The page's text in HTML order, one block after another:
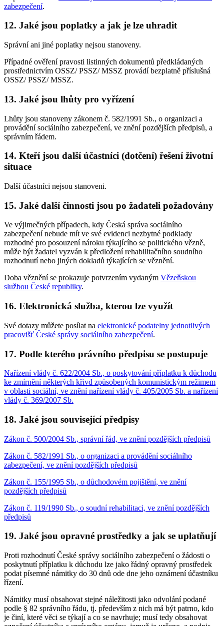
zabezpečení.
12. Jaké jsou poplatky a jak je lze uhradit
Správní ani jiné poplatky nejsou stanoveny.
Případné ověření pravosti listinných dokumentů předkládaných
prostřednictvím OSSZ/ PSSZ/ MSSZ provádí bezplatně příslušná
OSSZ/ PSSZ/ MSSZ.
13. Jaké jsou lhůty pro vyřízení
Lhůty jsou stanoveny zákonem č. 582/1991 Sb., o organizaci a
provádění sociálního zabezpečení, ve znění pozdějších předpisů, a
správním řádem.
14. Kteří jsou další účastníci (dotčení) řešení životní
situace
Další účastníci nejsou stanoveni.
15. Jaké další činnosti jsou po žadateli požadovány
Ve výjimečných případech, kdy Česká správa sociálního
zabezpečení nebude mít ve své evidenci nezbytné podklady
rozhodné pro posouzení nároku týkajícího se politického vězně,
může být žadatel vyzván k předložení rehabilitačního soudního
rozhodnutí nebo jiných dokladů týkajících se věznění.
Doba věznění se prokazuje potvrzením vydaným Vězeňskou
službou České republiky.
16. Elektronická služba, kterou lze využít
Své dotazy můžete posílat na elektronické podatelny jednotlivých
pracovišť České správy sociálního zabezpečení.
17. Podle kterého právního předpisu se postupuje
Nařízení vlády č. 622/2004 Sb., o poskytování příplatku k důchodu
ke zmírnění některých křivd způsobených komunistickým režimem
v oblasti sociální, ve znění nařízení vlády č. 405/2005 Sb. a nařízení
vlády č. 369/2007 Sb.
18. Jaké jsou související předpisy
Zákon č. 500/2004 Sb., správní řád, ve znění pozdějších předpisů
Zákon č. 582/1991 Sb., o organizaci a provádění sociálního
zabezpečení, ve znění pozdějších předpisů
Zákon č. 155/1995 Sb., o důchodovém pojištění, ve znění
pozdějších předpisů
Zákon č. 119/1990 Sb., o soudní rehabilitaci, ve znění pozdějších
předpisů
19. Jaké jsou opravné prostředky a jak se uplatňují
Proti rozhodnutí České správy sociálního zabezpečení o žádosti o
poskytnutí příplatku k důchodu lze jako řádný opravný prostředek
podat písemné námitky do 30 dnů ode dne jeho oznámení účastníku
řízení.
Námitky musí obsahovat stejné náležitosti jako odvolání podané
podle § 82 správního řádu, tj. především z nich má být patrno, kdo
je činí, které věci se týkají a co se navrhuje; musí tedy obsahovat